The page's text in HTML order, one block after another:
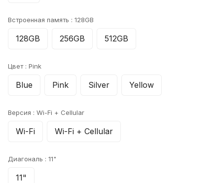
Встроенная память : 128GB
128GB 256GB 512GB
Цвет : Pink
Blue Pink Silver Yellow
Версия : Wi-Fi + Cellular
Wi-Fi Wi-Fi + Cellular
Диагональ : 11"
11"